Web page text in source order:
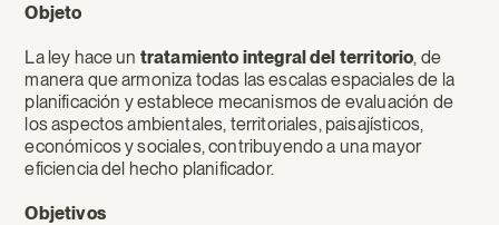
Objeto
La ley hace un tratamiento integral del territorio, de
manera que armoniza todas las escalas espaciales de la
planificación y establece mecanismos de evaluación de
los aspectos ambientales, territoriales, paisajísticos,
económicos y sociales, contribuyendo a una mayor
eficiencia del hecho planificador.
Objetivos